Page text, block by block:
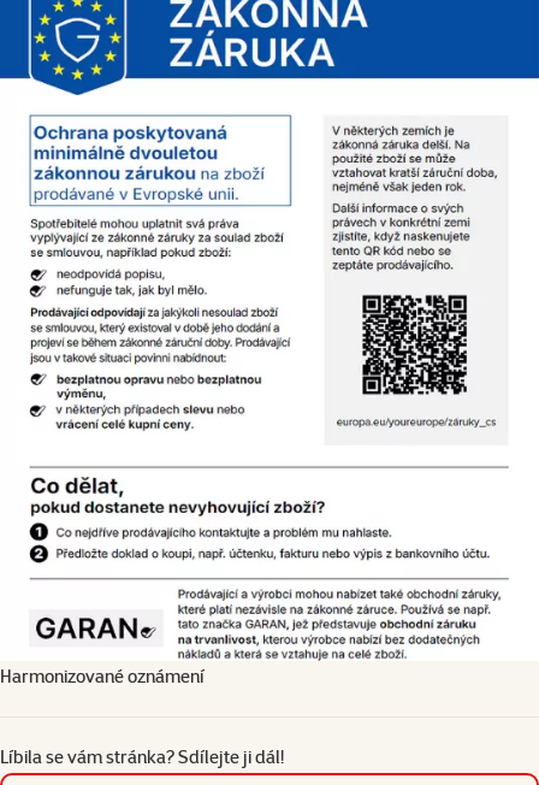
Harmonizované oznámení
Líbila se vám stránka? Sdílejte ji dál!